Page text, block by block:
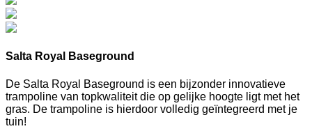
Salta Royal Baseground
De Salta Royal Baseground is een bijzonder innovatieve
trampoline van topkwaliteit die op gelijke hoogte ligt met het
gras. De trampoline is hierdoor volledig geïntegreerd met je
tuin!